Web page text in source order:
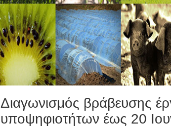
Διαγωνισμός βράβευσης
υποψηφιοτήτων έως 20